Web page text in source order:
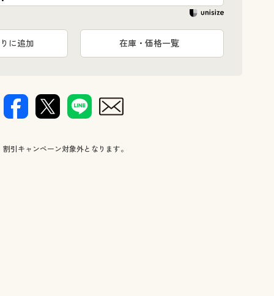
に追加 在庫・価格一覧
引キャンペーン対象外となります。